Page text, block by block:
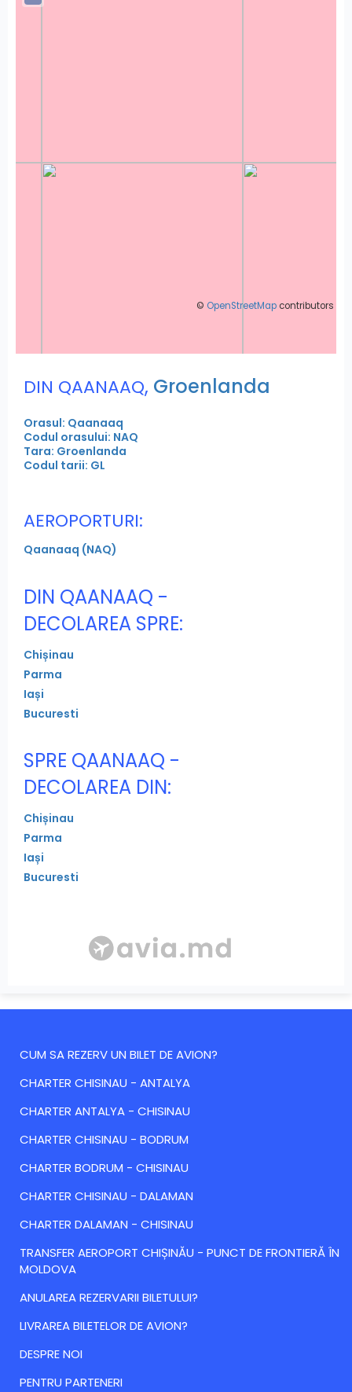
© OpenStreetMap contributors
DIN QAANAAQ, Groenlanda
Orasul: Qaanaaq
Codul orasului: NAQ
Tara: Groenlanda
Codul tarii: GL
AEROPORTURI:
Qaanaaq (NAQ)
DIN QAANAAQ -
DECOLAREA SPRE:
Chișinau
Parma
Iași
Bucuresti
SPRE QAANAAQ -
DECOLAREA DIN:
Chișinau
Parma
Iași
Bucuresti
CUM SA REZERV UN BILET DE AVION?
CHARTER CHISINAU - ANTALYA
CHARTER ANTALYA - CHISINAU
CHARTER CHISINAU - BODRUM
CHARTER BODRUM - CHISINAU
CHARTER CHISINAU - DALAMAN
CHARTER DALAMAN - CHISINAU
TRANSFER AEROPORT CHIȘINĂU - PUNCT DE FRONTIERĂ ÎN
MOLDOVA
ANULAREA REZERVARII BILETULUI?
LIVRAREA BILETELOR DE AVION?
DESPRE NOI
PENTRU PARTENERI